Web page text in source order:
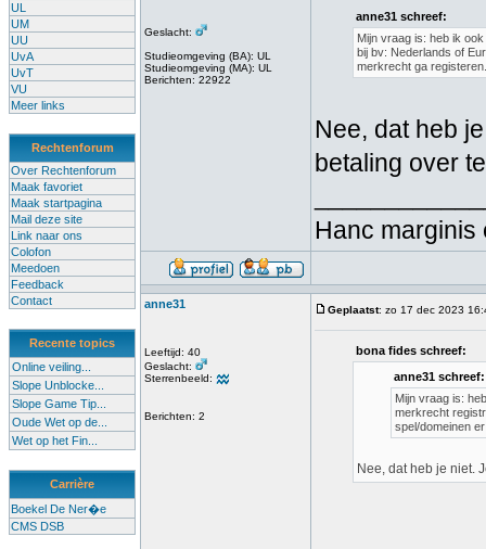
UL
UM
UU
UvA
UvT
VU
Meer links
Rechtenforum
Over Rechtenforum
Maak favoriet
Maak startpagina
Mail deze site
Link naar ons
Colofon
Meedoen
Feedback
Contact
Recente topics
Online veiling...
Slope Unblocke...
Slope Game Tip...
Oude Wet op de...
Wet op het Fin...
Carrière
Boekel De Ner�e
CMS DSB
Geslacht:
Studieomgeving (BA): UL
Studieomgeving (MA): UL
Berichten: 22922
anne31 schreef:
Mijn vraag is: heb ik
bij bv: Nederlands of
merkrecht ga registeren.
Nee, dat heb
betaling over
Hanc marginis
anne31
Leeftijd: 40
Geslacht:
Sterrenbeeld:
Berichten: 2
Geplaatst: zo 17 dec 2023
bona fides schreef:
anne31 schreef:
Mijn vraag is:
merkrecht
spel/domeinen
Nee, dat heb je niet.